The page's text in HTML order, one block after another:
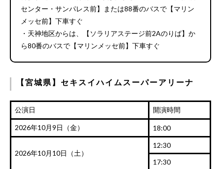
センター・サンパレス前】または88番のバスで【マリン
メッセ前】下車すぐ
・天神地区からは、【ソラリアステージ前2Aのりば】か
ら80番のバスで【マリンメッセ前】下車すぐ
【宮城県】セキスイハイムスーパーアリーナ
公演日 開演時間
2026年10月9日（金） 18:00
2026年10月10日（土）
12:30
17:30